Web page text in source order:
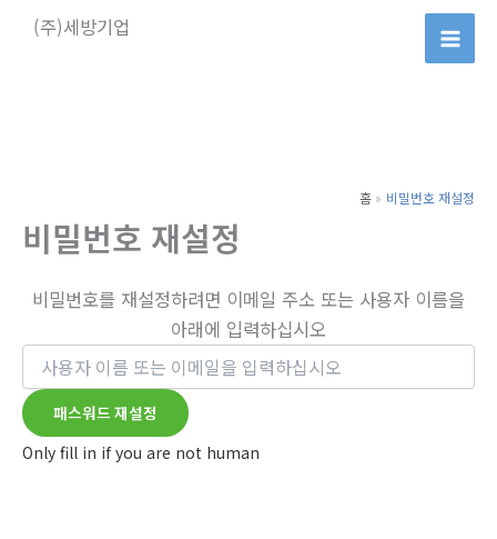
(주)세방기업
홈 비밀번호 재설정
비밀번호 재설정
비밀번호를 재설정하려면 이메일 주소 또는 사용자 이름을
아래에 입력하십시오
Only fill in if you are not human